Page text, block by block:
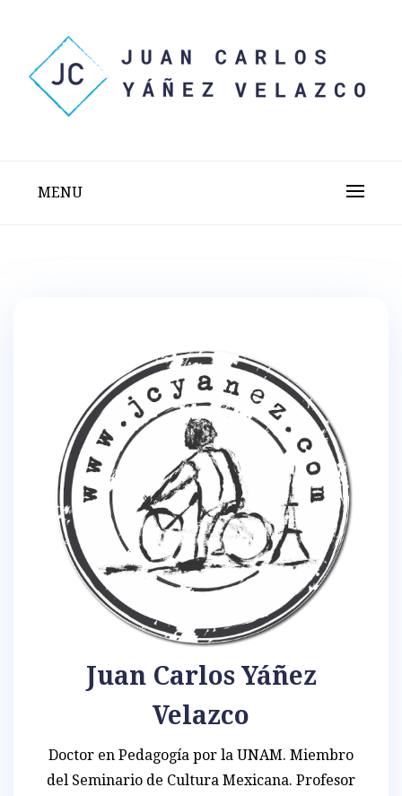
content
MENU
Juan Carlos Yáñez
Velazco
Doctor en Pedagogía por la UNAM. Miembro
del Seminario de Cultura Mexicana. Profesor